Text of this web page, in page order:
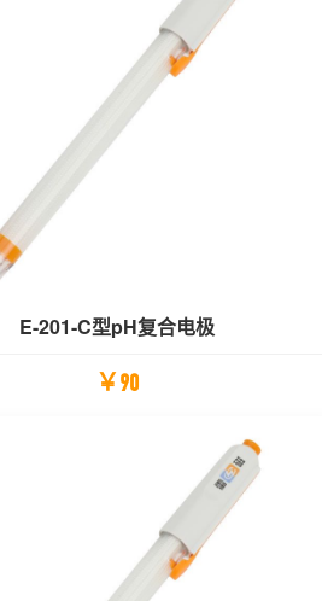
E-201-C型pH复合电极
￥90